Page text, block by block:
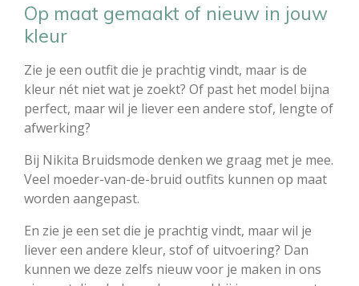
Op maat gemaakt of nieuw in jouw
kleur
Zie je een outfit die je prachtig vindt, maar is de
kleur nét niet wat je zoekt? Of past het model bijna
perfect, maar wil je liever een andere stof, lengte of
afwerking?
Bij Nikita Bruidsmode denken we graag met je mee.
Veel moeder-van-de-bruid outfits kunnen op maat
worden aangepast.
En zie je een set die je prachtig vindt, maar wil je
liever een andere kleur, stof of uitvoering? Dan
kunnen we deze zelfs nieuw voor je maken in ons